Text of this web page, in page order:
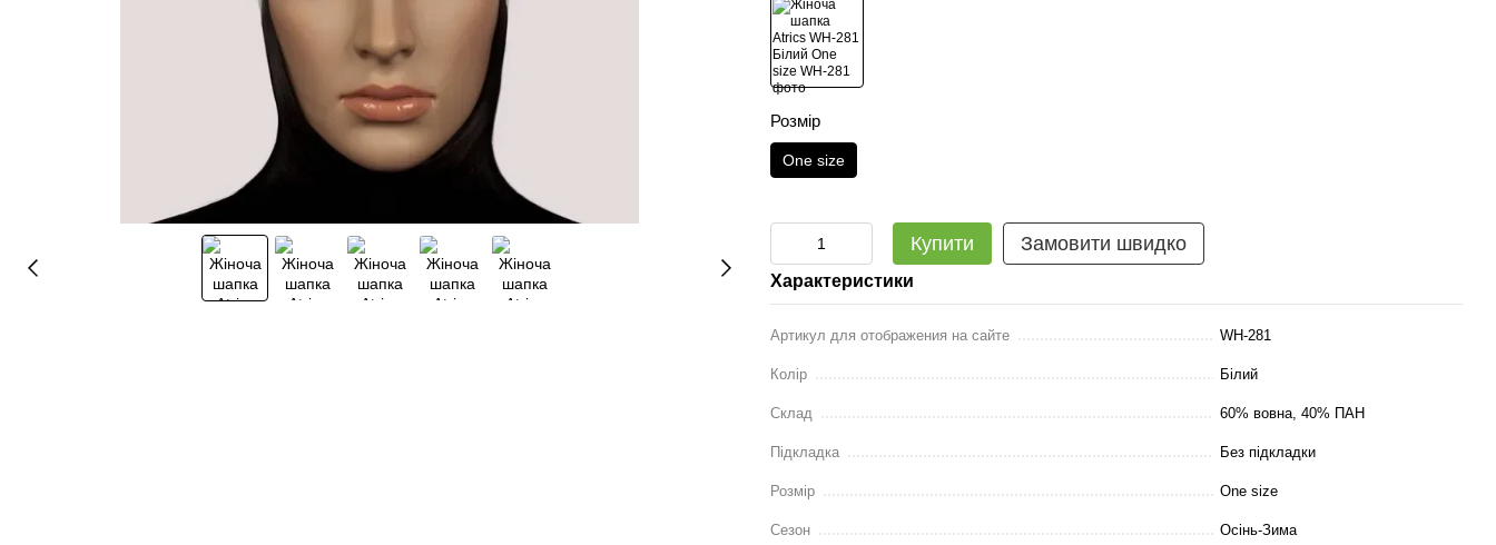
Розмір
One size
Купити Замовити швидко
Характеристики
Артикул для отображения на сайте WH-281
Колір Білий
Склад 60% вовна, 40% ПАН
Підкладка Без підкладки
Розмір One size
Сезон Осінь-Зима